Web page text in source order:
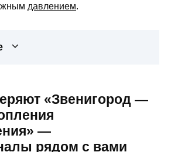
давлением.
«Звенигород —
—
рядом с вами